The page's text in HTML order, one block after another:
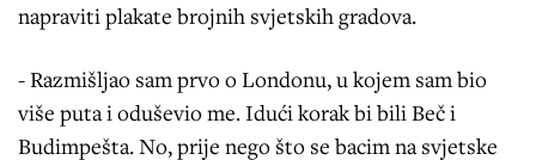
napraviti plakate brojnih svjetskih gradova.
- Razmišljao sam prvo o Londonu, u kojem sam bio
više puta i oduševio me. Idući korak bi bili Beč i
Budimpešta. No, prije nego što se bacim na svjetske